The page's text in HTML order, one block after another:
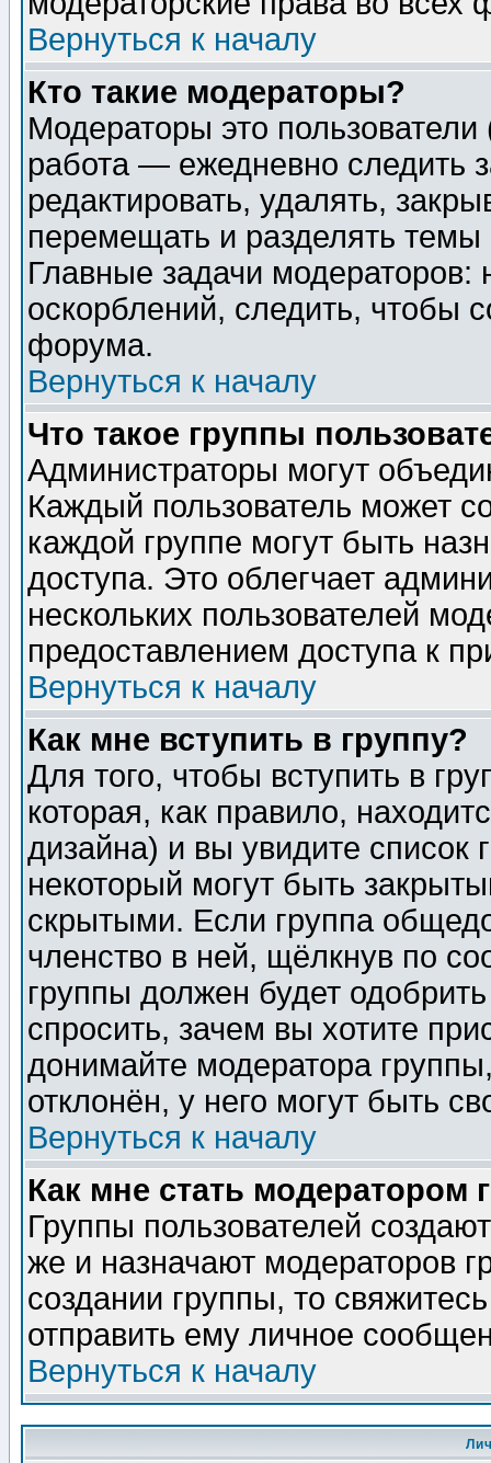
Вернуться к началу
Кто такие модераторы?
Модераторы это
работа — ежедневно следить
редактировать, удалять,
перемещать и разделять
Главные задачи
оскорблений, следить, чтобы
форума.
Вернуться к началу
Что такое группы
Администраторы могут
Каждый пользователь может
каждой группе могут быть
доступа. Это облегчает
нескольких пользователей
предоставлением доступа к
Вернуться к началу
Как мне вступить в группу?
Для того, чтобы вступить в
которая, как правило,
дизайна) и вы увидите список
некоторый могут быть
скрытыми. Если группа
членство в ней, щёлкнув по
группы должен будет
спросить, зачем вы хотите
донимайте модератора
отклонён, у него могут быть
Вернуться к началу
Как мне стать модератором
Группы пользователей
же и назначают модераторов
создании группы, то
отправить ему личное
Вернуться к началу